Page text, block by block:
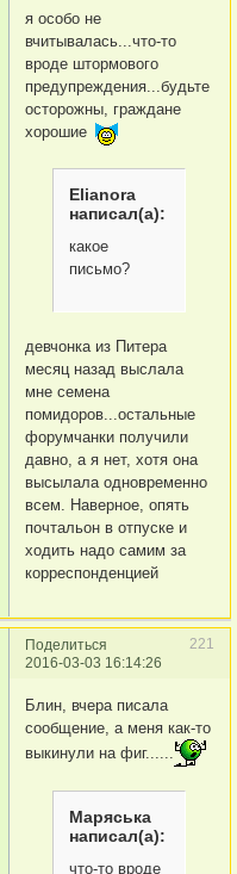
я особо не
вчитывалась...что-то
вроде штормового
предупреждения...будьте
осторожны, граждане
хорошие
Elianora
написал(а):
какое
письмо?
девчонка из Питера
месяц назад выслала
мне семена
помидоров...остальные
форумчанки получили
давно, а я нет, хотя она
высылала одновременно
всем. Наверное, опять
почтальон в отпуске и
ходить надо самим за
корреспонденцией
Поделиться
221
2016-03-03 16:14:26
Блин, вчера писала
сообщение, а меня как-то
выкинули на фиг......
Маряська
написал(а):
что-то вроде